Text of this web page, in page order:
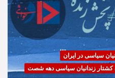
سیاسی در ایران
کشتار زندانیان سیاسی دهه شصت